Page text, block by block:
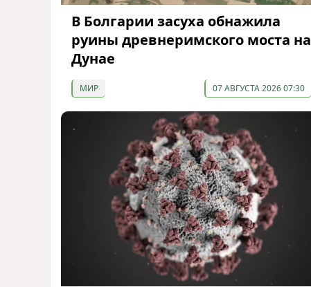
В Болгарии засуха обнажила
руины древнеримского моста на
Дунае
МИР 07 АВГУСТА 2026 07:30